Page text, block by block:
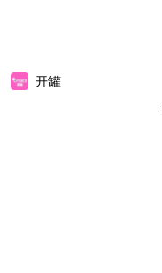
开罐